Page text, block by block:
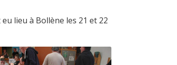
lieu à Bollène les 21 et 22